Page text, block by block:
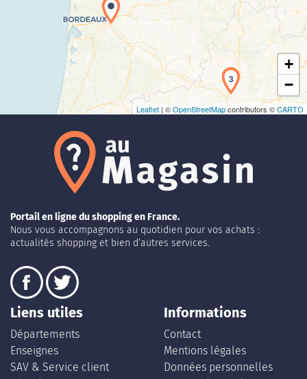
3
+
−
Leaflet | ©OpenStreetMapcontributors ©CARTO
Portail en ligne du shopping en France.
Nous vous accompagnons au quotidien pour vos achats :
actualités shopping et bien d’autres services.
Liens utiles
Départements
Enseignes
SAV & Service client
Informations
Contact
Mentions légales
Données personnelles